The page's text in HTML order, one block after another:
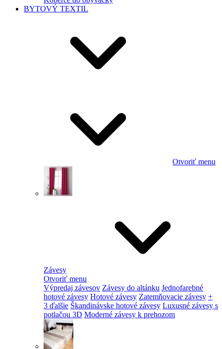
BYTOVÝ TEXTIL
Otvoriť menu
Závesy
Otvoriť menu
Výpredaj závesov Závesy do altánku Jednofarebné
hotové závesy Hotové závesy Zatemňovacie závesy +
3 ďalšie Škandinávske hotové závesy Luxusné závesy s
potlačou 3D Moderné závesy k prehozom